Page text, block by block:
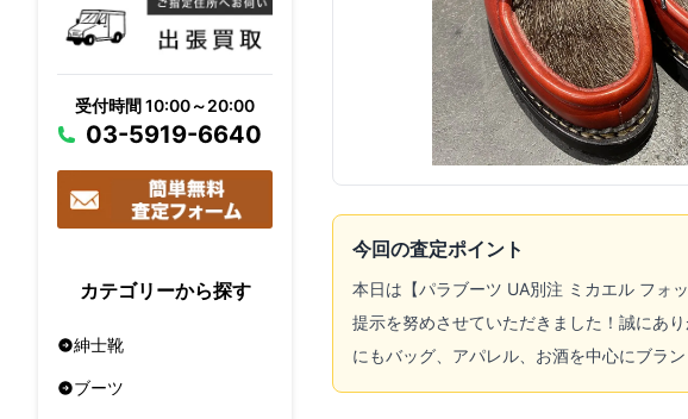
受付時間 10:00～20:00
03-5919-6640
カテゴリーから探す
紳士靴
ブーツ
今回の査定ポイント
本日は【パラブーツ UA別注 ミカエル フォ
提示を努めさせていただきました！誠にあ
にもバッグ、アパレル、お酒を中心にブラ